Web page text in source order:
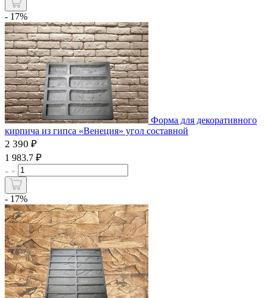
- 17%
Форма для декоративного
кирпича из гипса «Венеция» угол составной
2 390 ₽
1 983.7 ₽
- 17%